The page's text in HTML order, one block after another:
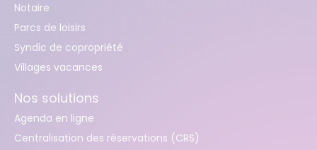
Notaire
Parcs de loisirs
Syndic de copropriété
Villages vacances
Nos solutions
Agenda en ligne
Centralisation des réservations (CRS)